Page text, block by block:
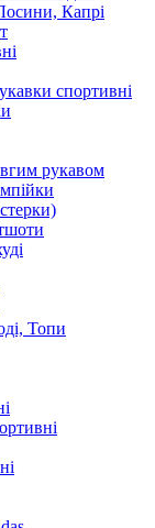
Капрі
спортивні
рукавом
Топи